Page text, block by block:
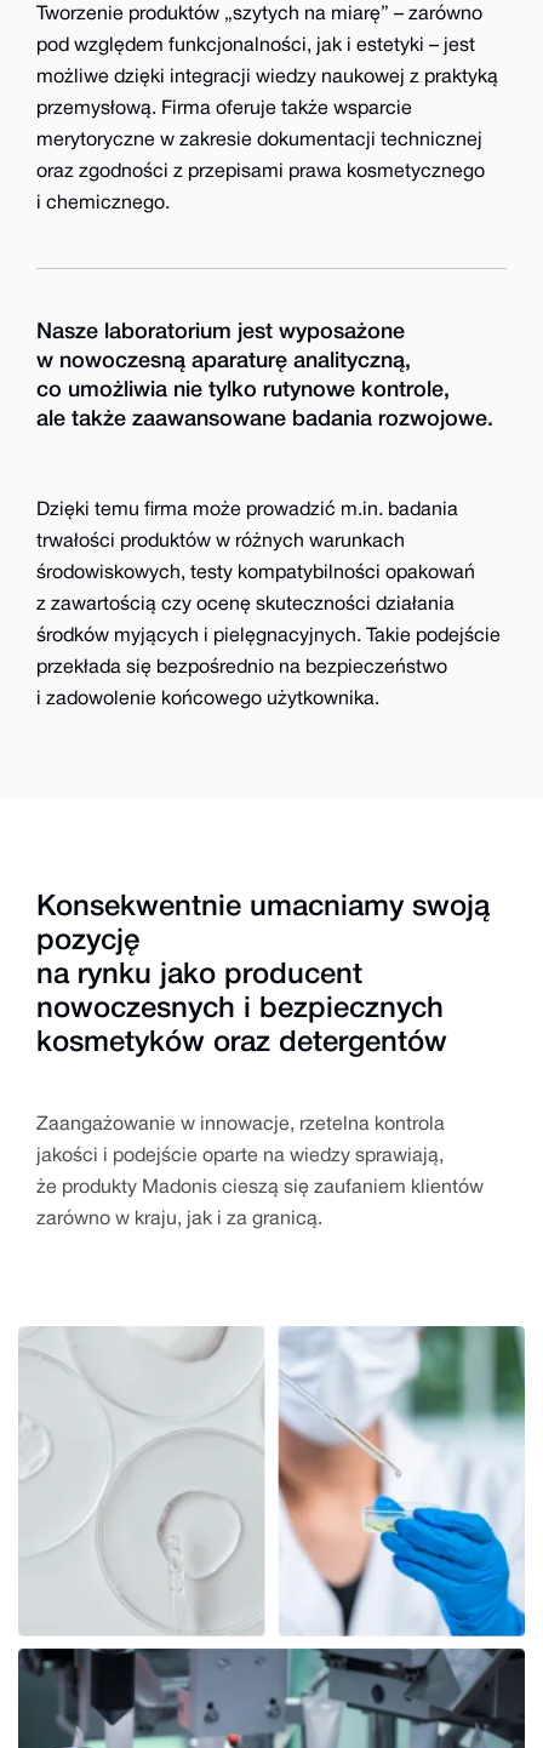
Tworzenie produktów „szytych na miarę” – zarówno
pod względem funkcjonalności, jak i estetyki – jest
możliwe dzięki integracji wiedzy naukowej z praktyką
przemysłową. Firma oferuje także wsparcie
merytoryczne w zakresie dokumentacji technicznej
oraz zgodności z przepisami prawa kosmetycznego
i chemicznego.
Nasze laboratorium jest wyposażone
w nowoczesną aparaturę analityczną,
co umożliwia nie tylko rutynowe kontrole,
ale także zaawansowane badania rozwojowe.
Dzięki temu firma może prowadzić m.in. badania
trwałości produktów w różnych warunkach
środowiskowych, testy kompatybilności opakowań
z zawartością czy ocenę skuteczności działania
środków myjących i pielęgnacyjnych. Takie podejście
przekłada się bezpośrednio na bezpieczeństwo
i zadowolenie końcowego użytkownika.
Konsekwentnie umacniamy swoją
pozycję
na rynku jako producent
nowoczesnych i bezpiecznych
kosmetyków oraz detergentów
Zaangażowanie w innowacje, rzetelna kontrola
jakości i podejście oparte na wiedzy sprawiają,
że produkty Madonis cieszą się zaufaniem klientów
zarówno w kraju, jak i za granicą.